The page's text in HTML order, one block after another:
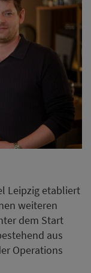
Leipzig etabliert
weiteren
dem Start
aus
Operations